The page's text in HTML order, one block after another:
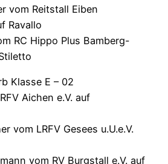
vom Reitstall Eiben
Ravallo
RC Hippo Plus Bamberg-
Klasse E – 02
Aichen e.V. auf
vom LRFV Gesees u.U.e.V.
vom RV Burgstall e.V. auf